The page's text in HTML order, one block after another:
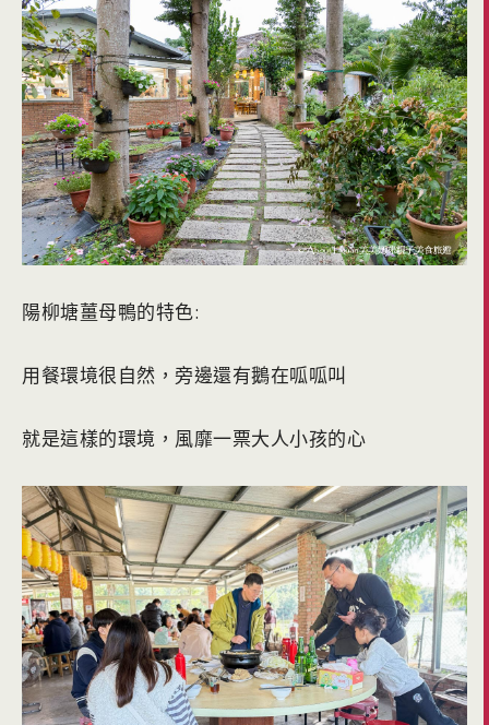
陽柳塘薑母鴨的特色:
用餐環境很自然，旁邊還有鵝在呱呱叫
就是這樣的環境，風靡一票大人小孩的心